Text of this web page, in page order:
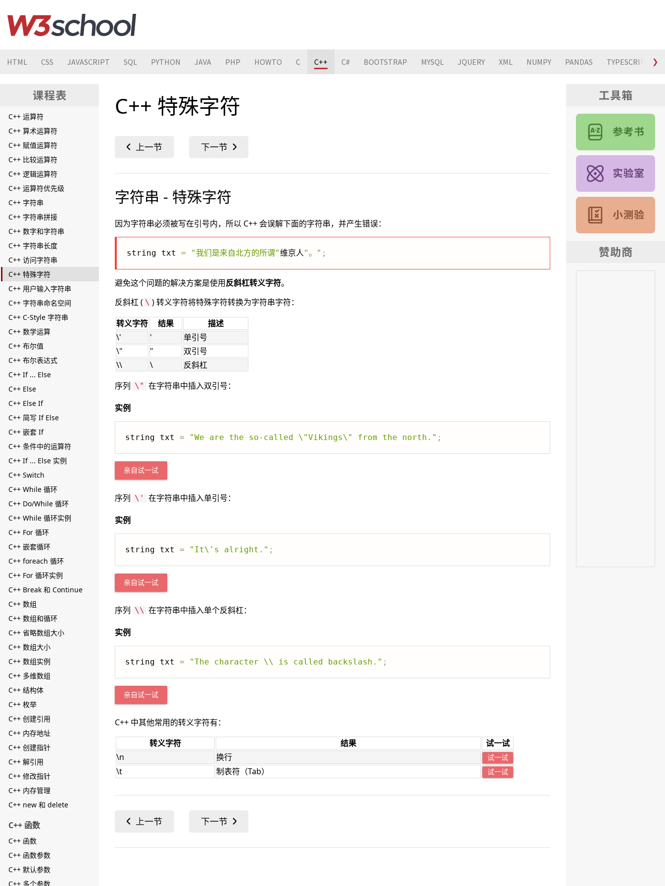
HTML CSS JAVASCRIPT SQL PYTHON JAVA PHP HOWTO C C++ C# BOOTSTRAP MYSQL JQUERY XML NUMPY PANDAS TYPESCRIPT ❯
C++ 数据类型
C++ 数值类型
C++ 字符类型
C++ auto 关键字
C++ 数据类型实例
C++ 运算符
C++ 算术运算符
C++ 赋值运算符
C++ 比较运算符
C++ 逻辑运算符
C++ 运算符优先级
C++ 字符串
C++ 字符串拼接
C++ 数字和字符串
C++ 字符串长度
C++ 访问字符串
C++ 特殊字符
C++ 用户输入字符串
C++ 字符串命名空间
C++ C-Style 字符串
C++ 数学运算
C++ 布尔值
C++ 布尔表达式
C++ If ... Else
C++ Else
C++ Else If
C++ 简写 If Else
C++ 嵌套 If
C++ 条件中的运算符
C++ If ... Else 实例
C++ Switch
C++ While 循环
C++ Do/While 循环
C++ While 循环实例
C++ For 循环
C++ 嵌套循环
C++ foreach 循环
C++ For 循环实例
C++ Break 和 Continue
C++ 数组
C++ 数组和循环
C++ 省略数组大小
C++ 数组大小
C++ 数组实例
C++ 多维数组
C++ 结构体
C++ 枚举
C++ 创建引用
C++ 内存地址
C++ 创建指针
C++ 解引用
C++ 修改指针
C++ 内存管理
C++ new 和 delete
C++ 函数
C++ 函数
C++ 函数参数
C++ 默认参数
C++ 多个参数
C++ 特殊字符
字符串 - 特殊字符
因为字符串必须被写在引号内，所以 C++ 会误解下面的字符串，并产生错误：
string txt = "我们是来自北方的所谓"维京人"。" ;
避免这个问题的解决方案是使用反斜杠转义字符。
反斜杠 ( \ ) 转义字符将特殊字符转换为字符串字符：
转义字符
结果
描述
\'
'
单引号
\"
"
双引号
\\
\
反斜杠
序列 \" 在字符串中插入双引号：
实例
string txt = "We are the so-called \"Vikings\" from the north." ;
亲自试一试
序列 \' 在字符串中插入单引号：
实例
string txt = "It\'s alright." ;
亲自试一试
序列 \\ 在字符串中插入单个反斜杠：
实例
string txt = "The character \\ is called backslash." ;
亲自试一试
C++ 中其他常用的转义字符有：
转义字符
结果
试一试
\n
换行 试一试
\t 制表符（Tab） 试一试